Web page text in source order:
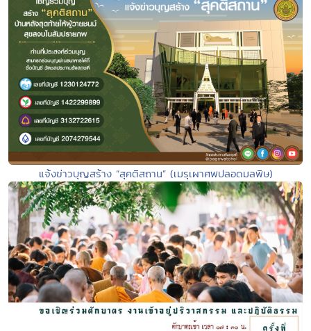
แจ้งข่าวบุญสร้าง “สุคติสถาน” (เมรุเผาศพปลอดมลพิษ)